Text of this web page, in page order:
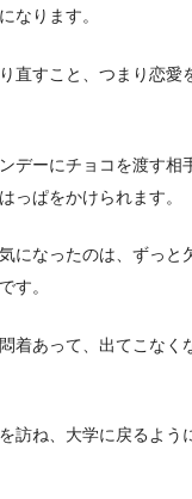
なります。
直すこと、つまり恋愛
デーにチョコを渡す相
っぱをかけられます。
になったのは、ずっと
す。
着あって、出てこなく
訪ね、大学に戻るよう